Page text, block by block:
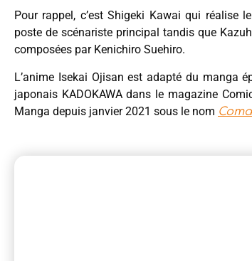
Pour rappel, c’est Shigeki Kawai qui réalise
poste de scénariste principal tandis que
composées par Kenichiro Suehiro.
L’anime Isekai Ojisan est adapté du manga
japonais KADOKAWA dans le magazine
Manga depuis janvier 2021 sous le nom